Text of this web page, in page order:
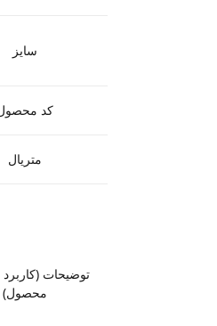
سایز
کد
متریال
توضیحات
محصول)